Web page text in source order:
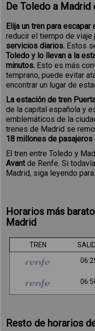
De Toledo a Madrid
Elija un tren para escapar
reducir el tiempo de
servicios diarios. Estos
Toledo y lo llevan a la
minutos. Esto es más
temprano, puede evitar
encontrar un lugar de
La estación de tren
de la capital española y
emblemáticos de la
trenes de Madrid se
18 millones de pasajeros
El tren entre Toledo y
Avantde Renfe. Si
Madrid, siga leyendo
Horarios más
Madrid
TREN
Resto de horarios